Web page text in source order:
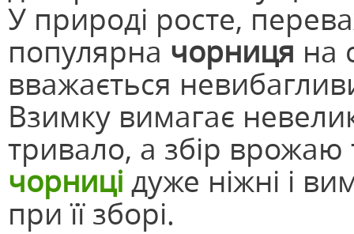
У природі росте,
популярна чорниця на
вважається
Взимку вимагає
тривало, а збір врожаю
чорниці дуже ніжні і
при її зборі.